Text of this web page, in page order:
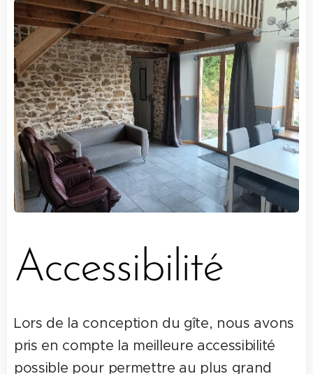
Accessibilité
Lors de la conception du gîte, nous avons
pris en compte la meilleure accessibilité
possible pour permettre au plus grand